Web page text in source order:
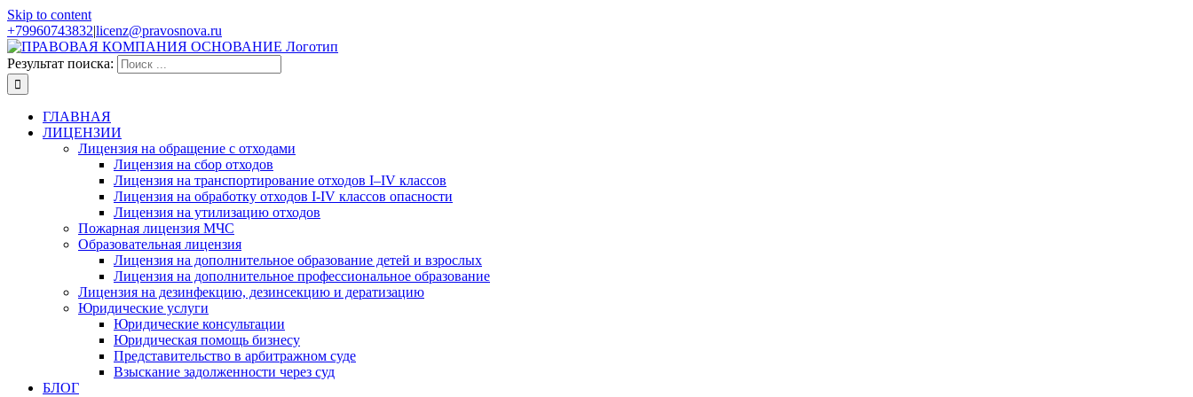
Skip to content
+79960743832|licenz@pravosnova.ru
Результат поиска:
ГЛАВНАЯ
ЛИЦЕНЗИИ
Лицензия на обращение с отходами
Лицензия на сбор отходов
Лицензия на транспортирование отходов I–IV классов
Лицензия на обработку отходов I-IV классов опасности
Лицензия на утилизацию отходов
Пожарная лицензия МЧС
Образовательная лицензия
Лицензия на дополнительное образование детей и взрослых
Лицензия на дополнительное профессиональное образование
Лицензия на дезинфекцию, дезинсекцию и дератизацию
Юридические услуги
Юридические консультации
Юридическая помощь бизнесу
Представительство в арбитражном суде
Взыскание задолженности через суд
БЛОГ